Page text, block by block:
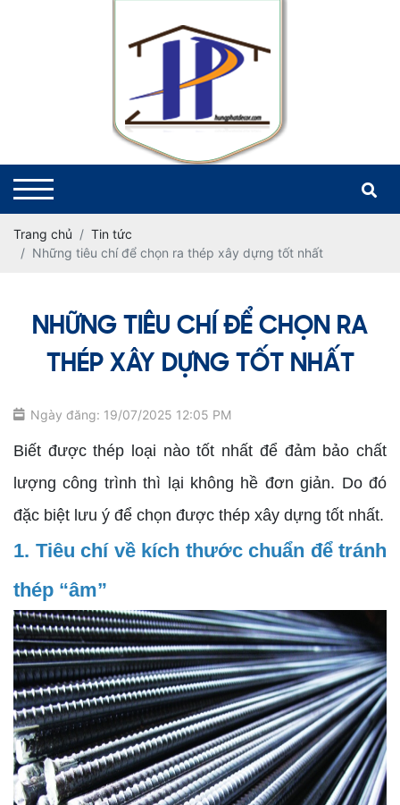
Trang chủ
Tin tức
Những tiêu chí để chọn ra thép xây dựng tốt nhất
NHỮNG TIÊU CHÍ ĐỂ CHỌN RA
THÉP XÂY DỰNG TỐT NHẤT
Ngày đăng: 19/07/2025 12:05 PM
Biết được thép loại nào tốt nhất để đảm bảo chất
lượng công trình thì lại không hề đơn giản. Do đó
đặc biệt lưu ý để chọn được thép xây dựng tốt nhất.
1. Tiêu chí về kích thước chuẩn để tránh
thép “âm”